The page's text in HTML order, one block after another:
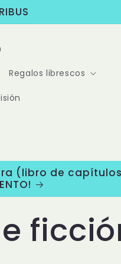
Regalos librescos
(libro de